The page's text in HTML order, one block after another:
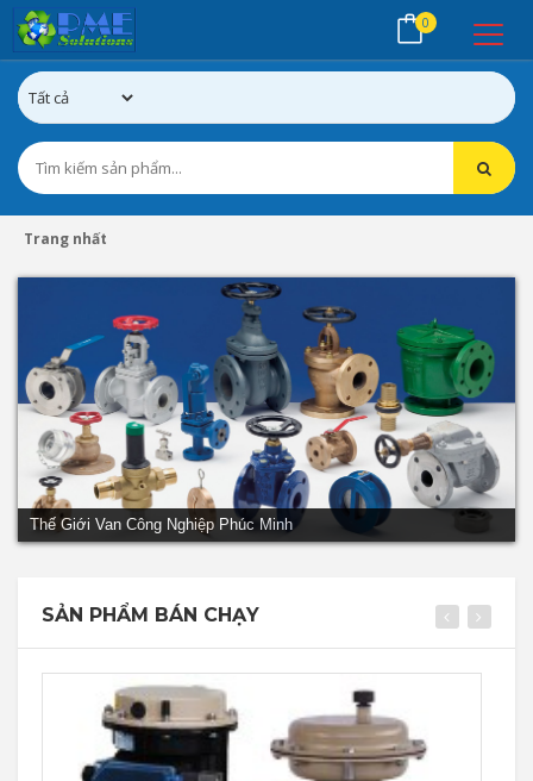
0
Trang nhất
Thế Giới Van Công Nghiệp Phúc Minh
SẢN PHẨM BÁN CHẠY